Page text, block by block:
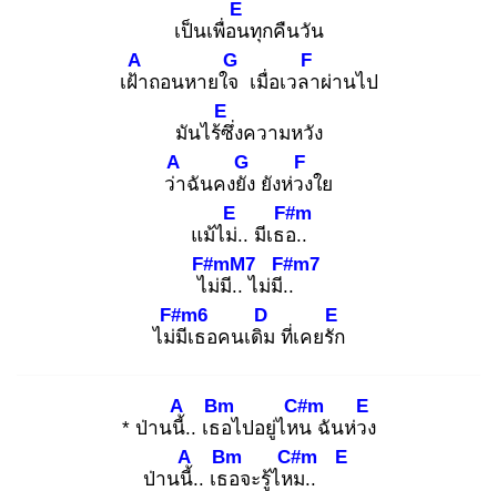
เป็นเพื่อน
E
ทุกคืนวัน
เฝ้า
A
ถอนหายใจ
G
เมื่อเวลา
F
ผ่านไป
มันไร้ซึ่
E
งความหวัง
ว่า
A
ฉันคงยัง
G
ยังห่วง
F
ใย
แม้ไม่.
E
. มีเธอ.
F#m
.
ไม่
F#mM7
มี.. ไม่มี..
F#m7
ไม่มี
F#m6
เธอคนเดิม
D
ที่เคยรัก
E
* ป่านนี้.
A
. เธอ
Bm
ไปอยู่ไหน
C#m
ฉันห่วง
E
ป่านนี้.
A
. เธอ
Bm
จะรู้ไหม
C#m
..
E